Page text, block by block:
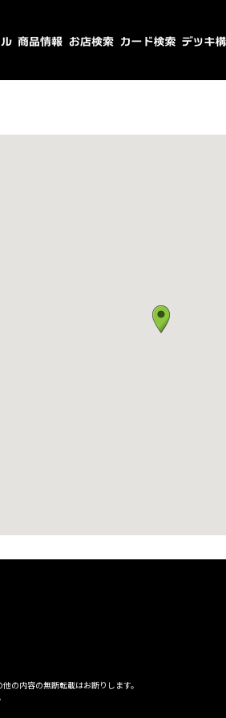
の内容の無断転載はお断りします。